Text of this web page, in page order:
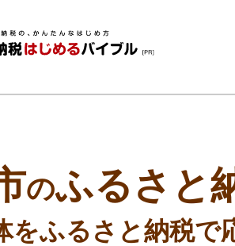
のふるさと
をふるさと納税で